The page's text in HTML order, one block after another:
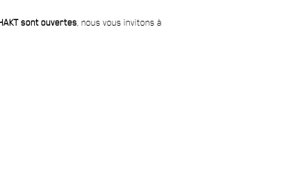
sont ouvertes, nous vous invitons à